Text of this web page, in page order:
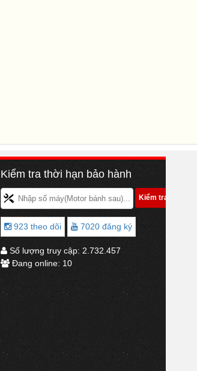
Kiểm tra thời hạn bảo hành
923 theo dõi 7020 đăng ký
Số lượng truy cập: 2.732.457
Đang online: 10